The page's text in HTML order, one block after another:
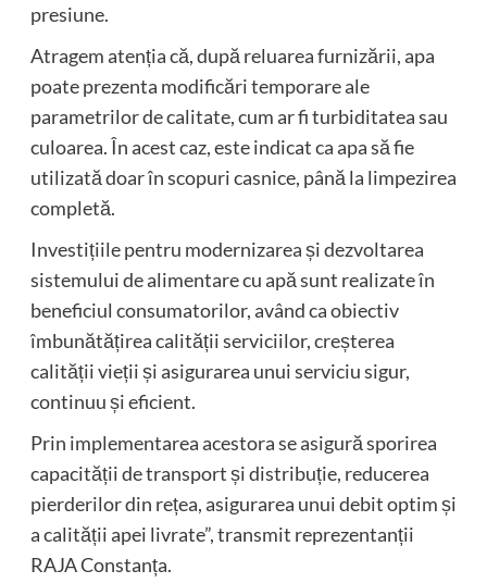
presiune.
Atragem atenția că, după reluarea furnizării, apa
poate prezenta modificări temporare ale
parametrilor de calitate, cum ar fi turbiditatea sau
culoarea. În acest caz, este indicat ca apa să fie
utilizată doar în scopuri casnice, până la limpezirea
completă.
Investițiile pentru modernizarea și dezvoltarea
sistemului de alimentare cu apă sunt realizate în
beneficiul consumatorilor, având ca obiectiv
îmbunătățirea calității serviciilor, creșterea
calității vieții și asigurarea unui serviciu sigur,
continuu și eficient.
Prin implementarea acestora se asigură sporirea
capacității de transport și distribuție, reducerea
pierderilor din rețea, asigurarea unui debit optim și
a calității apei livrate”, transmit reprezentanții
RAJA Constanța.